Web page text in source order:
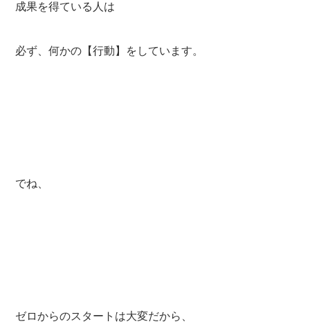
成果を得ている人は
必ず、何かの【行動】をしています。
でね、
ゼロからのスタートは大変だから、